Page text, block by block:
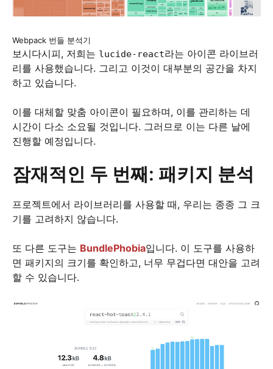
Webpack 번들 분석기
보시다시피, 저희는 lucide-react라는 아이콘 라이브러
리를 사용했습니다. 그리고 이것이 대부분의 공간을 차지
하고 있습니다.
이를 대체할 맞춤 아이콘이 필요하며, 이를 관리하는 데
시간이 다소 소요될 것입니다. 그러므로 이는 다른 날에
진행할 예정입니다.
잠재적인 두 번째: 패키지 분석
프로젝트에서 라이브러리를 사용할 때, 우리는 종종 그 크
기를 고려하지 않습니다.
또 다른 도구는 BundlePhobia입니다. 이 도구를 사용하
면 패키지의 크기를 확인하고, 너무 무겁다면 대안을 고려
할 수 있습니다.